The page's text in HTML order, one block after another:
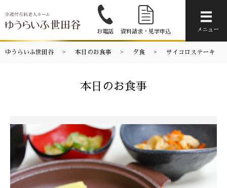
お電話 資料請求・見学申込 メニュー
ゆうらいふ世田谷 本日のお食事 夕食 サイコロステーキ
本日のお食事